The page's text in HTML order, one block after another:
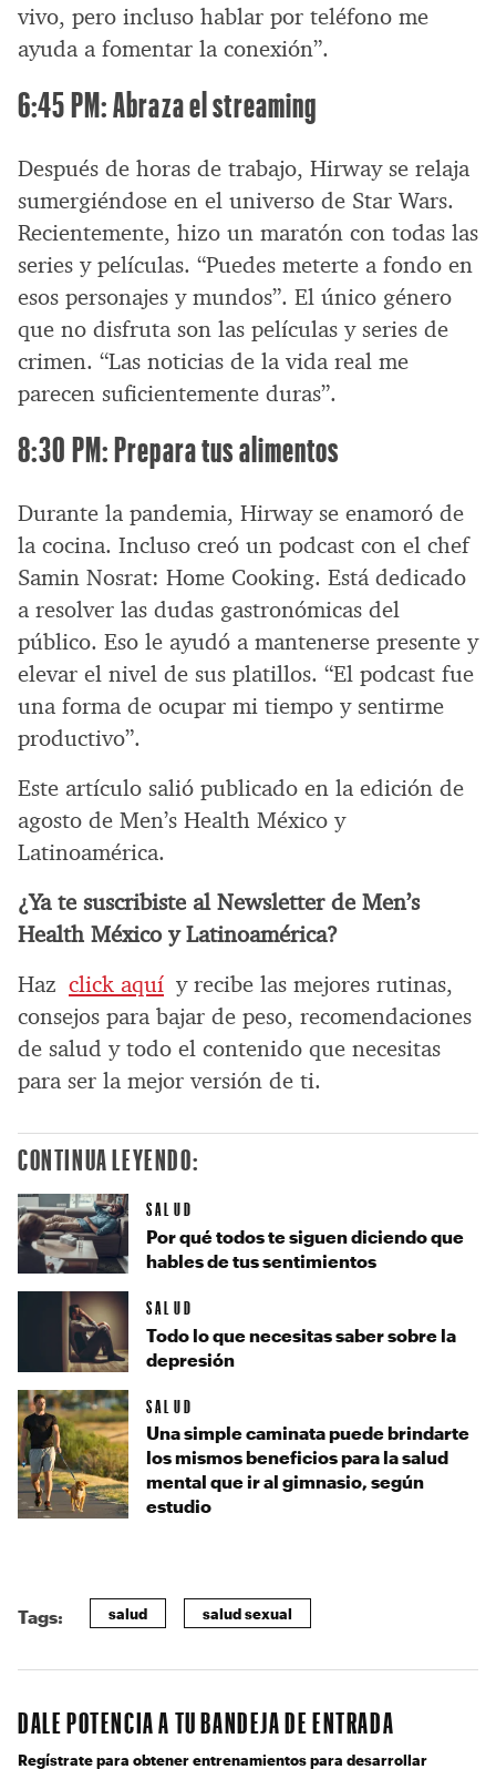
vivo, pero incluso hablar por teléfono me
ayuda a fomentar la conexión”.
6:45 PM: Abraza el streaming
Después de horas de trabajo, Hirway se relaja
sumergiéndose en el universo de Star Wars.
Recientemente, hizo un maratón con todas las
series y películas. “Puedes meterte a fondo en
esos personajes y mundos”. El único género
que no disfruta son las películas y series de
crimen. “Las noticias de la vida real me
parecen suficientemente duras”.
8:30 PM: Prepara tus alimentos
Durante la pandemia, Hirway se enamoró de
la cocina. Incluso creó un podcast con el chef
Samin Nosrat: Home Cooking. Está dedicado
a resolver las dudas gastronómicas del
público. Eso le ayudó a mantenerse presente y
elevar el nivel de sus platillos. “El podcast fue
una forma de ocupar mi tiempo y sentirme
productivo”.
Este artículo salió publicado en la edición de
agosto de Men’s Health México y
Latinoamérica.
¿Ya te suscribiste al Newsletter de Men’s
Health México y Latinoamérica?
Haz click aquí y recibe las mejores rutinas,
consejos para bajar de peso, recomendaciones
de salud y todo el contenido que necesitas
para ser la mejor versión de ti.
CONTINUA LEYENDO:
SALUD
Por qué todos te siguen diciendo que
hables de tus sentimientos
SALUD
Todo lo que necesitas saber sobre la
depresión
SALUD
Una simple caminata puede brindarte
los mismos beneficios para la salud
mental que ir al gimnasio, según
estudio
Tags: salud salud sexual
DALE POTENCIA A TU BANDEJA DE ENTRADA
Regístrate para obtener entrenamientos para desarrollar